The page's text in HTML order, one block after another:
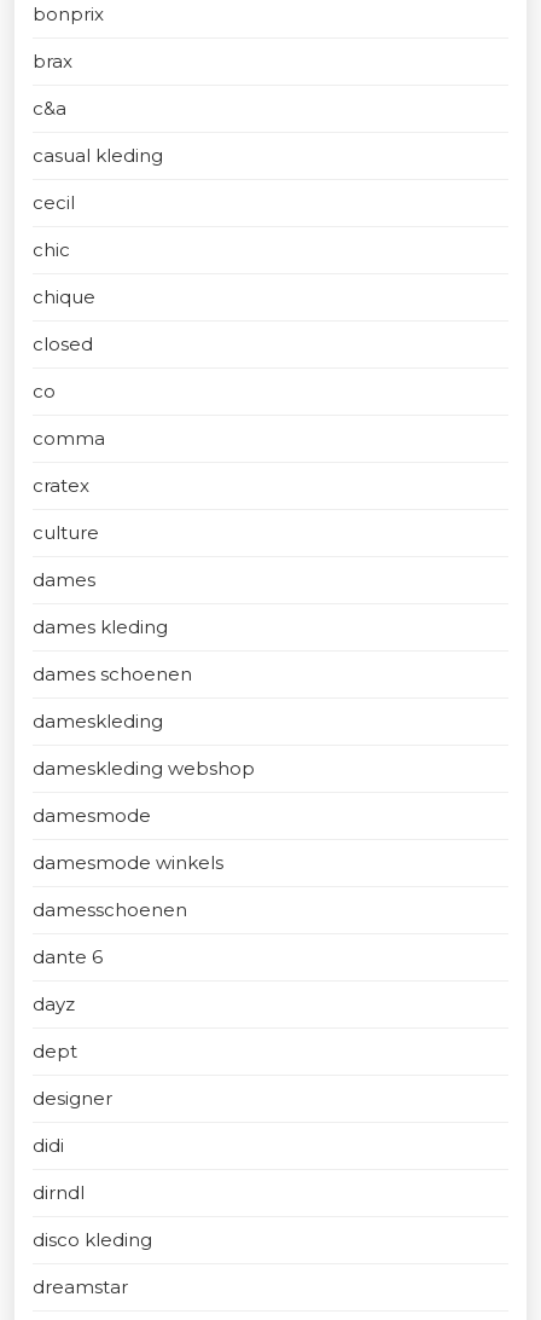
bonprix
brax
c&a
casual kleding
cecil
chic
chique
closed
co
comma
cratex
culture
dames
dames kleding
dames schoenen
dameskleding
dameskleding webshop
damesmode
damesmode winkels
damesschoenen
dante 6
dayz
dept
designer
didi
dirndl
disco kleding
dreamstar